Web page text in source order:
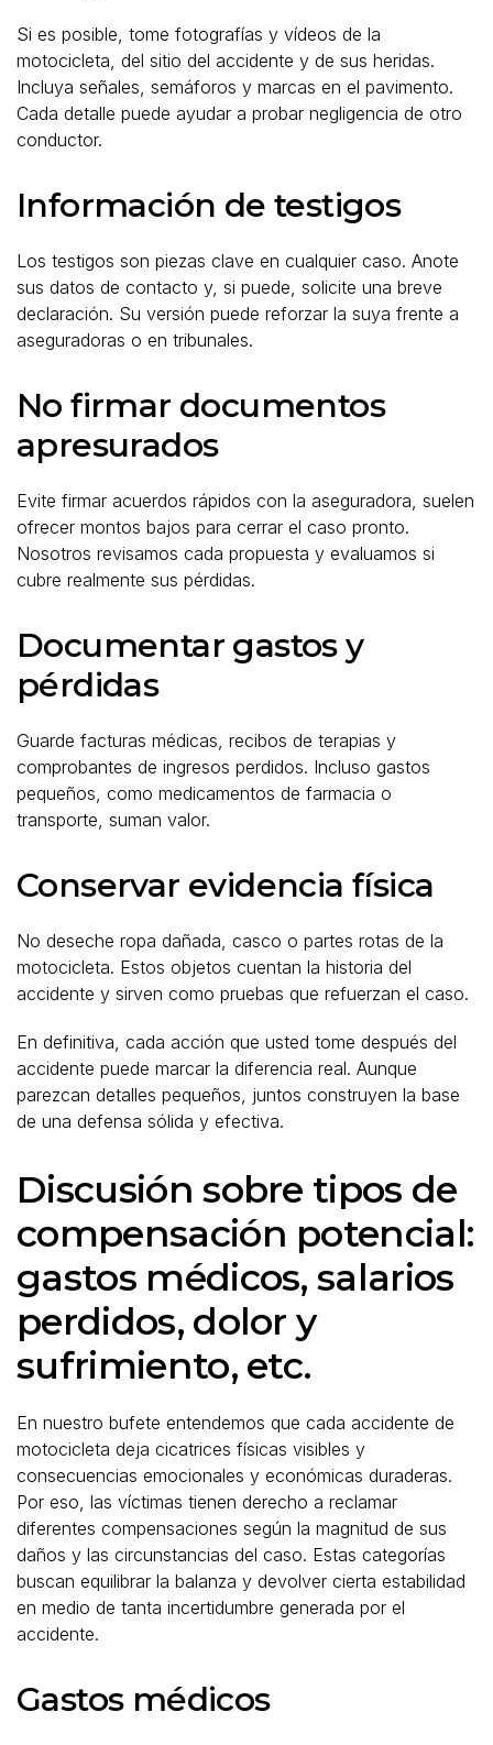
Si es posible, tome fotografías y vídeos de la
motocicleta, del sitio del accidente y de sus heridas.
Incluya señales, semáforos y marcas en el pavimento.
Cada detalle puede ayudar a probar negligencia de otro
conductor.
Información de testigos
Los testigos son piezas clave en cualquier caso. Anote
sus datos de contacto y, si puede, solicite una breve
declaración. Su versión puede reforzar la suya frente a
aseguradoras o en tribunales.
No firmar documentos
apresurados
Evite firmar acuerdos rápidos con la aseguradora, suelen
ofrecer montos bajos para cerrar el caso pronto.
Nosotros revisamos cada propuesta y evaluamos si
cubre realmente sus pérdidas.
Documentar gastos y
pérdidas
Guarde facturas médicas, recibos de terapias y
comprobantes de ingresos perdidos. Incluso gastos
pequeños, como medicamentos de farmacia o
transporte, suman valor.
Conservar evidencia física
No deseche ropa dañada, casco o partes rotas de la
motocicleta. Estos objetos cuentan la historia del
accidente y sirven como pruebas que refuerzan el caso.
En definitiva, cada acción que usted tome después del
accidente puede marcar la diferencia real. Aunque
parezcan detalles pequeños, juntos construyen la base
de una defensa sólida y efectiva.
Discusión sobre tipos de
compensación potencial:
gastos médicos, salarios
perdidos, dolor y
sufrimiento, etc.
En nuestro bufete entendemos que cada accidente de
motocicleta deja cicatrices físicas visibles y
consecuencias emocionales y económicas duraderas.
Por eso, las víctimas tienen derecho a reclamar
diferentes compensaciones según la magnitud de sus
daños y las circunstancias del caso. Estas categorías
buscan equilibrar la balanza y devolver cierta estabilidad
en medio de tanta incertidumbre generada por el
accidente.
Gastos médicos